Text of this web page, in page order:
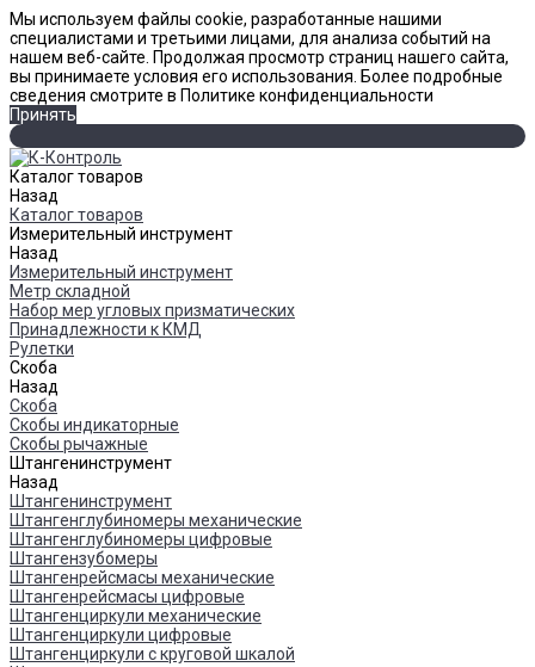
Мы используем файлы cookie, разработанные нашими
специалистами и третьими лицами, для анализа событий на
нашем веб-сайте. Продолжая просмотр страниц нашего сайта,
вы принимаете условия его использования. Более подробные
сведения смотрите в Политике конфиденциальности
Принять
Каталог товаров
Назад
Каталог товаров
Измерительный инструмент
Назад
Измерительный инструмент
Метр складной
Набор мер угловых призматических
Принадлежности к КМД
Рулетки
Скоба
Назад
Скоба
Скобы индикаторные
Скобы рычажные
Штангенинструмент
Назад
Штангенинструмент
Штангенглубиномеры механические
Штангенглубиномеры цифровые
Штангензубомеры
Штангенрейсмасы механические
Штангенрейсмасы цифровые
Штангенциркули механические
Штангенциркули цифровые
Штангенциркули с круговой шкалой